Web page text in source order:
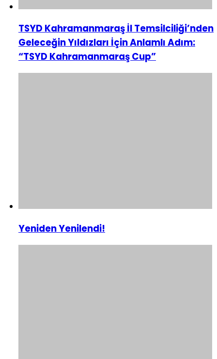
TSYD Kahramanmaraş İl Temsilciliği’nden
Geleceğin Yıldızları İçin Anlamlı Adım:
“TSYD Kahramanmaraş Cup”
Yeniden Yenilendi!